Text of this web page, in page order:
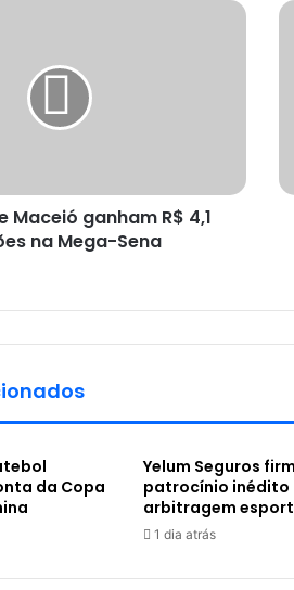
Maceió ganham R$ 4,1
na Mega-Sena
da Copa
Yelum Seguros
patrocínio inédito
arbitragem
1 dia atrás